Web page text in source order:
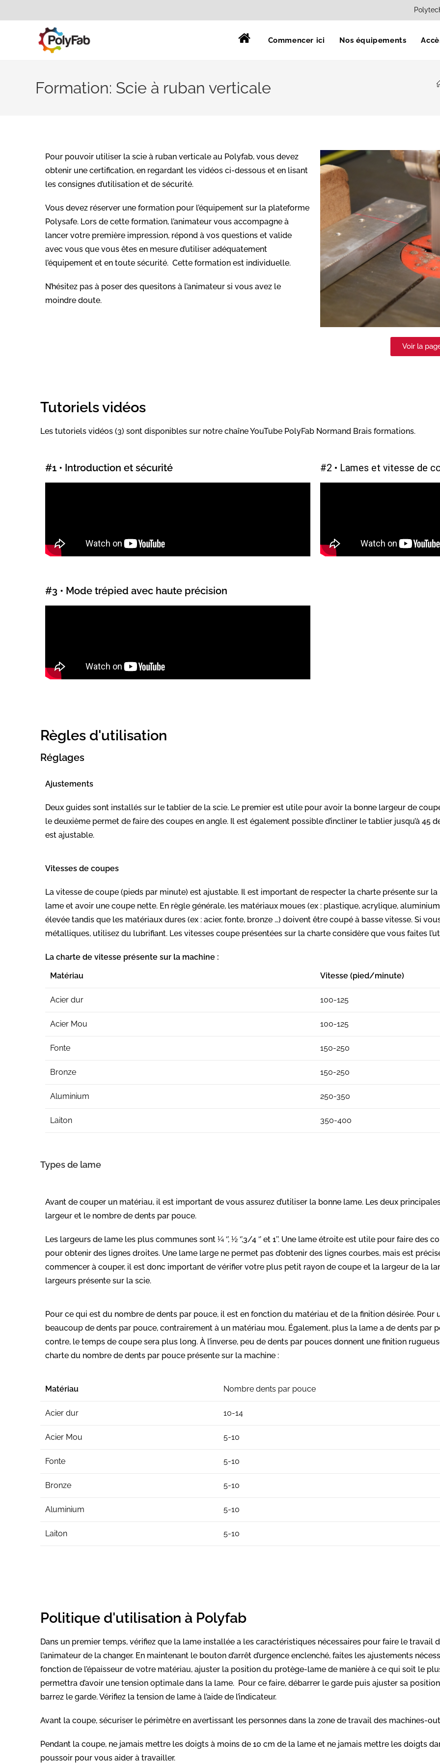
Commencer ici Nos équipements
Formation: Scie à ruban verticale
Pour pouvoir utiliser la scie à ruban verticale au Polyfab, vous devez
obtenir une certification, en regardant les vidéos ci-dessous et en lisant
les consignes d’utilisation et de sécurité.
Vous devez réserver une formation pour l’équipement sur la plateforme
Polysafe. Lors de cette formation, l’animateur vous accompagne à
lancer votre première impression, répond à vos questions et valide
avec vous que vous êtes en mesure d’utiliser adéquatement
l’équipement et en toute sécurité. Cette formation est individuelle.
N’hésitez pas à poser des quesitons à l’animateur si vous avez le
moindre doute.
Voir la
Tutoriels vidéos
Les tutoriels vidéos (3) sont disponibles sur notre chaîne YouTube PolyFab Normand Brais formations.
#1 • Introduction et sécurité #2 • Lames et vitesse de
#3 • Mode trépied avec haute précision
Règles d'utilisation
Réglages
Ajustements
Deux guides sont installés sur le tablier de la scie. Le premier est utile pour avoir la bonne largeur de
le deuxième permet de faire des coupes en angle. Il est également possible d’incliner le tablier jusqu’à 45
est ajustable.
Vitesses de coupes
La vitesse de coupe (pieds par minute) est ajustable. Il est important de respecter la charte présente sur
lame et avoir une coupe nette. En règle générale, les matériaux moues (ex : plastique, acrylique,
élevée tandis que les matériaux dures (ex : acier, fonte, bronze …) doivent être coupé à basse vitesse. Si
métalliques, utilisez du lubrifiant. Les vitesses coupe présentées sur la charte considère que vous faites
La charte de vitesse présente sur la machine :
Matériau
Vitesse (pied/minute)
Acier dur 100-125
Acier Mou 100-125
Fonte 150-250
Bronze 150-250
Aluminium 250-350
Laiton 350-400
Types de lame
Avant de couper un matériau, il est important de vous assurez d’utiliser la bonne lame. Les deux
largeur et le nombre de dents par pouce.
Les largeurs de lame les plus communes sont ¼ ‘’, ½ ‘’,3/4 ‘’ et 1’’. Une lame étroite est utile pour faire
pour obtenir des lignes droites. Une lame large ne permet pas d’obtenir des lignes courbes, mais est
commencer à couper, il est donc important de vérifier votre plus petit rayon de coupe et la largeur de la
largeurs présente sur la scie.
Pour ce qui est du nombre de dents par pouce, il est en fonction du matériau et de la finition désirée. Pour
beaucoup de dents par pouce, contrairement à un matériau mou. Également, plus la lame a de dents par
contre, le temps de coupe sera plus long. À l’inverse, peu de dents par pouces donnent une finition
charte du nombre de dents par pouce présente sur la machine :
Matériau Nombre dents par pouce
Acier dur 10-14
Acier Mou 5-10
Fonte 5-10
Bronze 5-10
Aluminium 5-10
Laiton 5-10
Politique d'utilisation à Polyfab
Dans un premier temps, vérifiez que la lame installée a les caractéristiques nécessaires pour faire le travail
l’animateur de la changer. En maintenant le bouton d’arrêt d’urgence enclenché, faites les ajustements
fonction de l’épaisseur de votre matériau, ajuster la position du protège-lame de manière à ce qui soit le
permettra d’avoir une tension optimale dans la lame. Pour ce faire, débarrer le garde puis ajuster sa
barrez le garde. Vérifiez la tension de lame à l’aide de l’indicateur.
Avant la coupe, sécuriser le périmètre en avertissant les personnes dans la zone de travail des machines-
Pendant la coupe, ne jamais mettre les doigts à moins de 10 cm de la lame et ne jamais mettre les doigts
poussoir pour vous aider à travailler.